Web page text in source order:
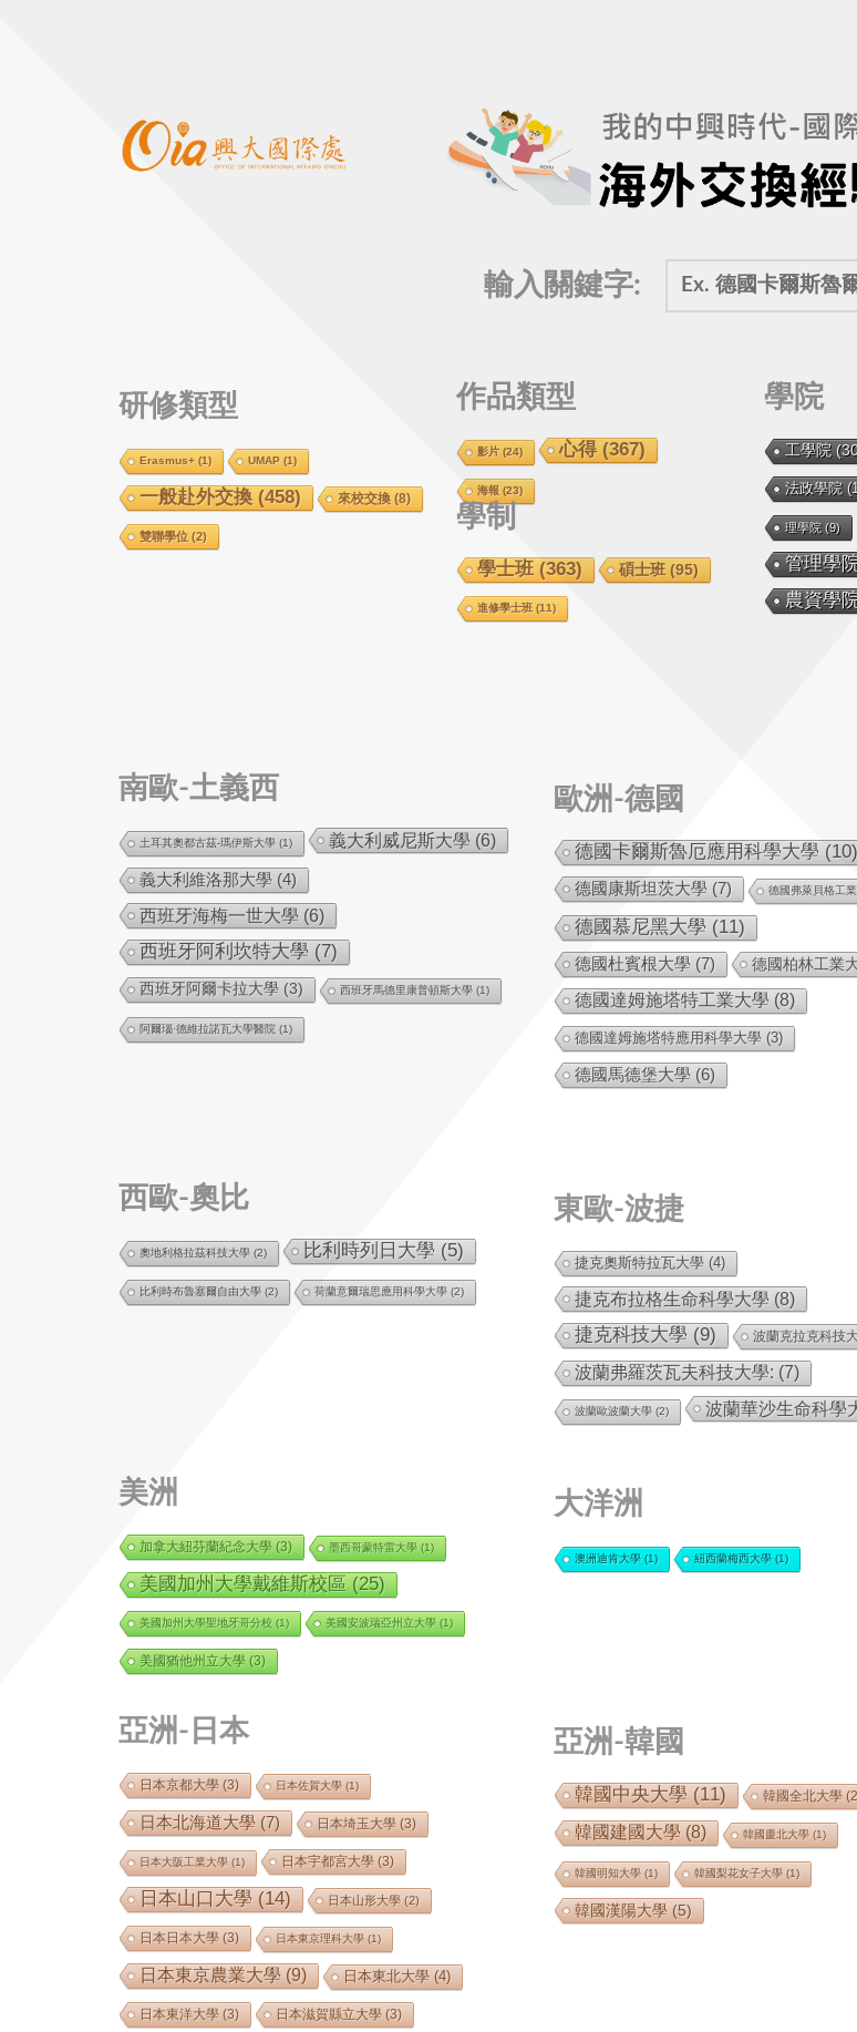
輸入關鍵字:
研修類型
Erasmus+(1) UMAP (1)
一般赴外交換(458) 來校交換(8)
雙聯學位 (2)
作品類型
影片(24) 心得(367)
海報(23)
學制
學士班(363) 碩士班(95)
進修學士班(11)
學院
工學院
法政學院
理學院(9)
管理學
農資學
南歐-土義西
土耳其奧都古茲-瑪伊斯大學 (1) 義大利威尼斯大學 (6)
義大利維洛那大學 (4)
西班牙海梅一世大學 (6)
西班牙阿利坎特大學 (7)
西班牙阿爾卡拉大學 (3) 西班牙馬德里康普頓斯大學 (1)
阿爾瑙·德維拉諾瓦大學醫院 (1)
歐洲-德國
德國卡爾斯魯厄應用科學大學 (10)
德國康斯坦茨大學 (7) 德國弗萊貝格工
德國慕尼黑大學 (11)
德國杜賓根大學 (7) 德國柏林工業
德國達姆施塔特工業大學 (8)
德國達姆施塔特應用科學大學 (3)
德國馬德堡大學 (6)
西歐-奧比
奧地利格拉茲科技大學 (2) 比利時列日大學 (5)
比利時布魯塞爾自由大學 (2) 荷蘭意爾瑞思應用科學大學 (2)
東歐-波捷
捷克奧斯特拉瓦大學 (4)
捷克布拉格生命科學大學 (8)
捷克科技大學 (9) 波蘭克拉克科技
波蘭弗羅茨瓦夫科技大學: (7)
波蘭歐波蘭大學 (2) 波蘭華沙生命科學
美洲
加拿大紐芬蘭紀念大學(3) 墨西哥蒙特雷大學 (1)
美國加州大學戴維斯校區(25)
美國加州大學聖地牙哥分校 (1) 美國安波瑞亞州立大學 (1)
美國猶他州立大學(3)
大洋洲
澳洲迪肯大學(1) 紐西蘭梅西大學(1)
亞洲-日本
日本京都大學 (3) 日本佐賀大學 (1)
日本北海道大學 (7) 日本埼玉大學 (3)
日本大阪工業大學 (1) 日本宇都宮大學 (3)
日本山口大學(14) 日本山形大學 (2)
日本日本大學 (3) 日本東京理科大學 (1)
日本東京農業大學 (9) 日本東北大學 (4)
日本東洋大學 (3) 日本滋賀縣立大學 (3)
亞洲-韓國
韓國中央大學(11) 韓國全北大學
韓國建國大學 (8) 韓國慶北大學 (1)
韓國明知大學 (1) 韓國梨花女子大學 (1)
韓國漢陽大學 (5)